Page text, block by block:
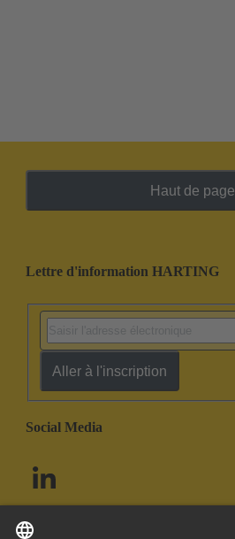
Haut de page
Lettre d'information HARTING
Aller à l'inscription
Social Media